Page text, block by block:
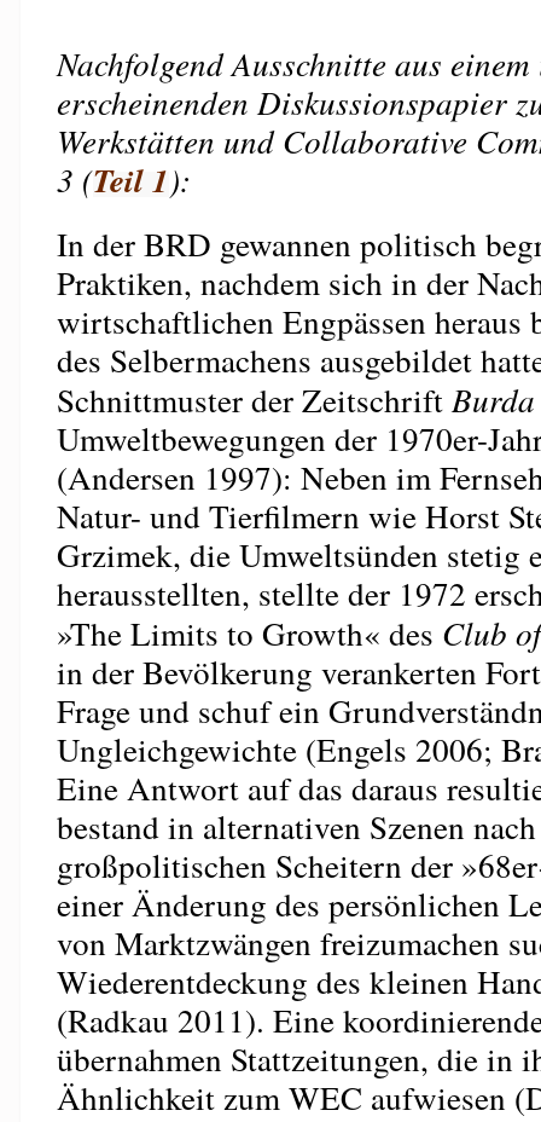
Nachfolgend Ausschnitte aus
erscheinenden Diskussionspapier
Werkstätten und Collaborative
3 (Teil 1):
In der BRD gewannen politisch
Praktiken, nachdem sich in der
wirtschaftlichen Engpässen heraus
des Selbermachens ausgebildet
Schnittmuster der Zeitschrift
Umweltbewegungen der 1970er-
(Andersen 1997): Neben im
Natur- und Tierfilmern wie Horst
Grzimek, die Umweltsünden stetig
herausstellten, stellte der 1972
»The Limits to Growth« des Club
in der Bevölkerung verankerten
Frage und schuf ein
Ungleichgewichte (Engels 2006;
Eine Antwort auf das daraus
bestand in alternativen Szenen
großpolitischen Scheitern der
einer Änderung des persönlichen
von Marktzwängen freizumachen
Wiederentdeckung des kleinen
(Radkau 2011). Eine
übernahmen Stattzeitungen, die in
Ähnlichkeit zum WEC aufwiesen